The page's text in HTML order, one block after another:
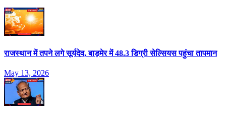
राजस्‍थान में तपने लगे सूर्यदेव, बाड़मेर में 48.3 ड‍िग्री सेल्‍स‍ियस पहुंचा तापमान
May 13, 2026